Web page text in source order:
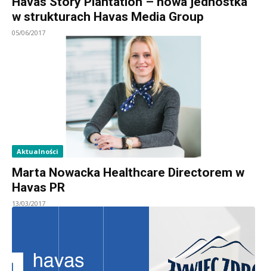
w strukturach Havas Media Group
05/06/2017
Aktualności
Marta Nowacka Healthcare Directorem w
Havas PR
13/03/2017